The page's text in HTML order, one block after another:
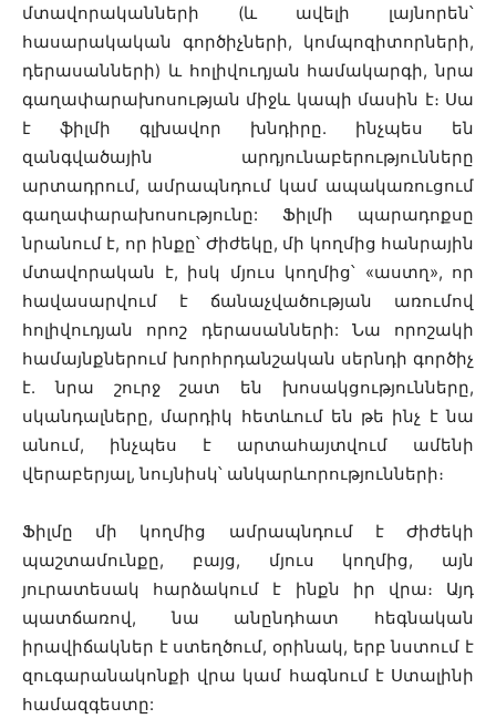
մտավորականների (և ավելի լայնորեն՝
հասարակական գործիչների, կոմպոզիտորների,
դերասանների) և հոլիվուդյան համակարգի, նրա
գաղափարախոսության միջև կապի մասին է։ Սա
է ֆիլմի գլխավոր խնդիրը. ինչպես են
զանգվածային արդյունաբերությունները
արտադրում, ամրապնդում կամ ապակառուցում
գաղափարախոսությունը: Ֆիլմի պարադոքսը
նրանում է, որ ինքը՝ Ժիժեկը, մի կողմից հանրային
մտավորական է, իսկ մյուս կողմից՝ «աստղ», որ
հավասարվում է ճանաչվածության առումով
հոլիվուդյան որոշ դերասանների: Նա որոշակի
համայնքներում խորհրդանշական սերնդի գործիչ
է. նրա շուրջ շատ են խոսակցությունները,
սկանդալները, մարդիկ հետևում են թե ինչ է նա
անում, ինչպես է արտահայտվում ամենի
վերաբերյալ, նույնիսկ՝ անկարևորությունների։
Ֆիլմը մի կողմից ամրապնդում է Ժիժեկի
պաշտամունքը, բայց, մյուս կողմից, այն
յուրատեսակ հարձակում է ինքն իր վրա։ Այդ
պատճառով, նա անընդհատ հեգնական
իրավիճակներ է ստեղծում, օրինակ, երբ նստում է
զուգարանակոնքի վրա կամ հագնում է Ստալինի
համազգեստը: